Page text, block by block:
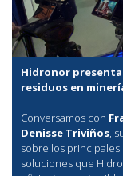
Hidronor
residuos en
Conversamos con
Denisse Triviños,
sobre los principales
soluciones que